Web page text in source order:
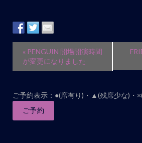
ン
ナ
« PENGUIN 開場開演時間
が変更になりました
ご予約表示：●(席有り)・▲(残席少な)・
ご予約